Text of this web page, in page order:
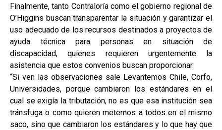
Finalmente, tanto Contraloría como el gobierno regional de
O’Higgins buscan transparentar la situación y garantizar el
uso adecuado de los recursos destinados a proyectos de
ayuda técnica para personas en situación de
discapacidad, quienes requieren urgentemente la
asistencia que estos convenios buscan proporcionar.
“Si ven las observaciones sale Levantemos Chile, Corfo,
Universidades, porque cambiaron los estándares en el
cual se exigía la tributación, no es que esa institución sea
tránsfuga o como quieren meternos a todos en el mismo
saco, sino que cambiaron los estándares y lo que hay que